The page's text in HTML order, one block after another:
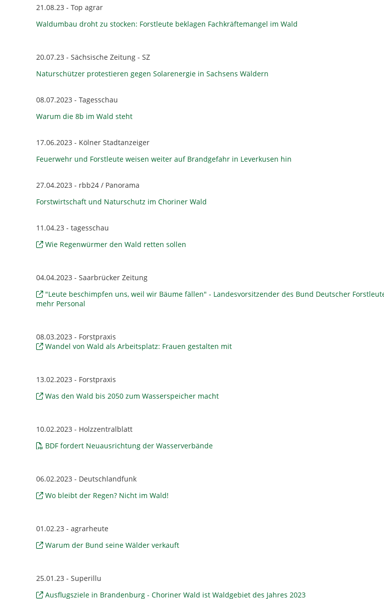
21.08.23 - Top agrar
Waldumbau droht zu stocken: Forstleute beklagen Fachkräftemangel im Wald
20.07.23 - Sächsische Zeitung - SZ
Naturschützer protestieren gegen Solarenergie in Sachsens Wäldern
08.07.2023 - Tagesschau
Warum die 8b im Wald steht
17.06.2023 - Kölner Stadtanzeiger
Feuerwehr und Forstleute weisen weiter auf Brandgefahr in Leverkusen hin
27.04.2023 - rbb24 / Panorama
Forstwirtschaft und Naturschutz im Choriner Wald
11.04.23 - tagesschau
Wie Regenwürmer den Wald retten sollen
04.04.2023 - Saarbrücker Zeitung
"Leute beschimpfen uns, weil wir Bäume fällen" - Landesvorsitzender des Bund Deutscher
mehr Personal
08.03.2023 - Forstpraxis
Wandel von Wald als Arbeitsplatz: Frauen gestalten mit
13.02.2023 - Forstpraxis
Was den Wald bis 2050 zum Wasserspeicher macht
10.02.2023 - Holzzentralblatt
BDF fordert Neuausrichtung der Wasserverbände
06.02.2023 - Deutschlandfunk
Wo bleibt der Regen? Nicht im Wald!
01.02.23 - agrarheute
Warum der Bund seine Wälder verkauft
25.01.23 - Superillu
Ausflugsziele in Brandenburg - Choriner Wald ist Waldgebiet des Jahres 2023